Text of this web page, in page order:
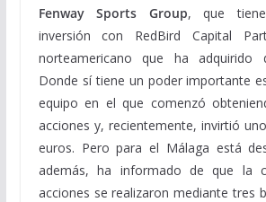
Fenway Sports Group, que
inversión con RedBird Capital
norteamericano que ha adquirido
Donde sí tiene un poder importante
equipo en el que comenzó
acciones y, recientemente, invirtió
euros. Pero para el Málaga está
además, ha informado de que la
acciones se realizaron mediante tres